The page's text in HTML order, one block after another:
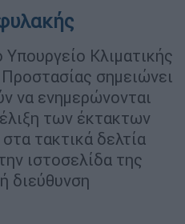
Κλιματικής
σημειώνει
να ενημερώνονται
των έκτακτων
τακτικά δελτία
ιστοσελίδα της
διεύθυνση